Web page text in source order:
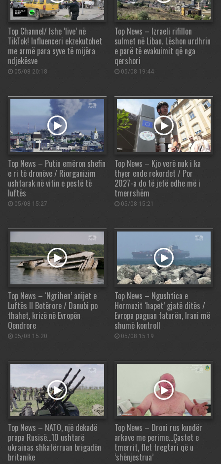
Top Channel/ Ishe ‘live’ në
TikTok! Influenceri ekzekutohet
me armë para syve të mijëra
ndjekësve
05/08 20:18
Top News – Izraeli rifillon
sulmet në Liban. Lëshon urdhrin
e parë të evakuimit që nga
qershori
05/08 19:44
Top News – Putin emëron shefin
e ri të dronëve / Riorganizim
ushtarak në vitin e pestë të
luftës
05/08 15:27
Top News – Kjo verë nuk i ka
thyer ende rekordet / Por
2027-a do të jetë edhe më i
tmerrshëm
05/08 15:21
Top News – ‘Ngrihen’ anijet e
Luftës II Botërore / Danubi po
thahet, krizë në Evropën
Qendrore
05/08 15:20
Top News – Ngushtica e
Hormuzit ‘hapet’ gjatë ditës /
Evropa paguan faturën, Irani më
shumë kontroll
05/08 15:19
Top News – NATO, një dekadë
prapa Rusisë…10 ushtarë
ukrainas shkatërruan brigadën
britanike
Top News – Droni rus kundër
arkave me perime…Çastet e
tmerrit, flet tregtari që u
‘shënjestrua’